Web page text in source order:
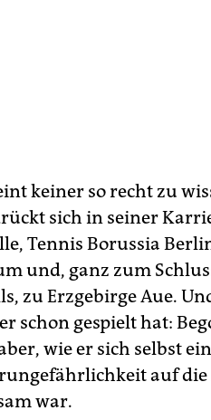
keiner so recht zu
sich in seiner
Tennis Borussia
und, ganz zum
zu Erzgebirge Aue.
schon gespielt hat:
wie er sich selbst
auf
war.